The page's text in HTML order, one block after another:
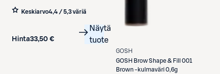
Keskiarvo4,4 / 5,3 väriä
Hinta33,50 €
Näytä
tuote
GOSH
GOSH Brow Shape & Fill 001
Brown -kulmaväri 0,6g